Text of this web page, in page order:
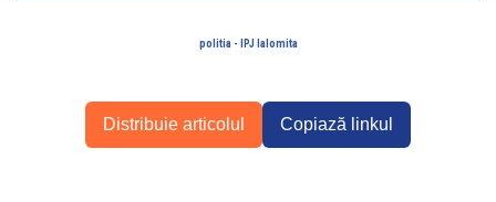
politia - IPJ Ialomita
Distribuie articolul Copiază linkul